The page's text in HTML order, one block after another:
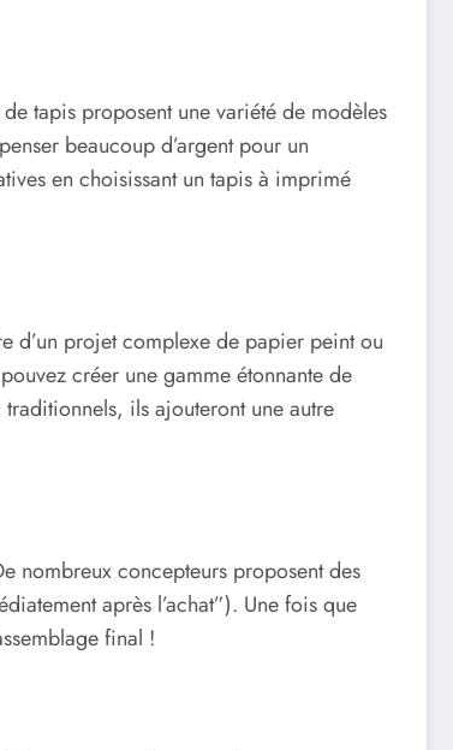
tapis proposent une variété de modèles
beaucoup d’argent pour un
en choisissant un tapis à imprimé
d’un projet complexe de papier peint ou
créer une gamme étonnante de
ils ajouteront une autre
nombreux concepteurs proposent des
après l’achat”). Une fois que
final !